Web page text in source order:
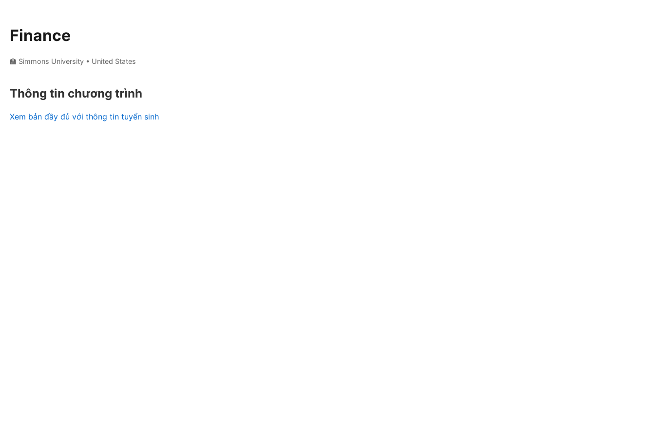
Finance
🏫 Simmons University • United States
Thông tin chương trình
Xem bản đầy đủ với thông tin tuyển sinh